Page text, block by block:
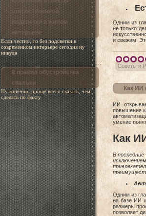
второстепенной
подсветки в жилом
интерьере
Если честно, то без подсветки в
современном интерьере сегодня ну
никуда
8 правил обустройства
спальни
Ну конечно, проще всего сказать, чем
сделать по факту
Одним из
не только
и свежим.
Советы и
Как ИИ
ИИ
повышения
умение
Как
В
Одним из
на базе ИИ
размеры
позволяет